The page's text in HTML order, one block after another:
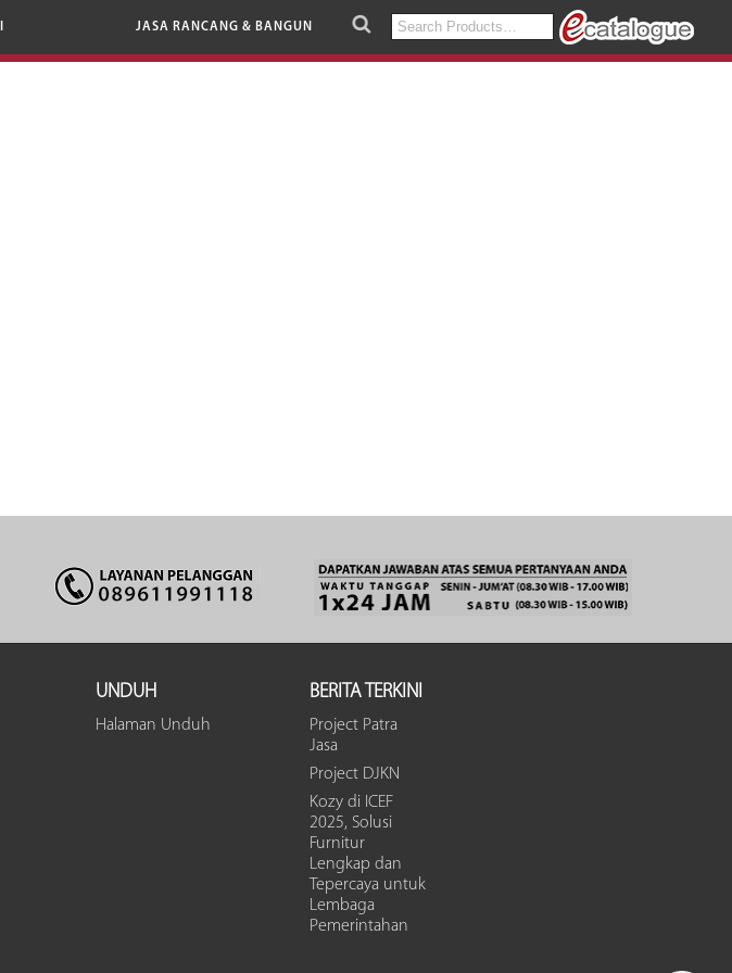
JASA RANCANG & BANGUN
Search
UNDUH
Halaman Unduh
BERITA TERKINI
Project Patra
Jasa
Project DJKN
Kozy di ICEF
2025, Solusi
Furnitur
Lengkap dan
Tepercaya untuk
Lembaga
Pemerintahan